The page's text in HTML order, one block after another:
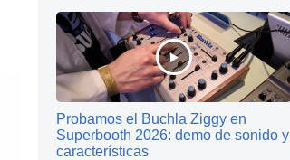
Probamos el Buchla Ziggy en
Superbooth 2026: demo de sonido y
características